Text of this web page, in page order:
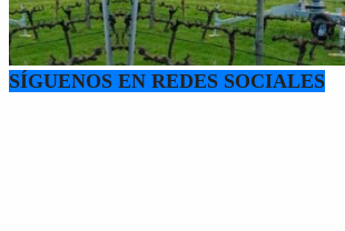
SÍGUENOS EN REDES SOCIALES